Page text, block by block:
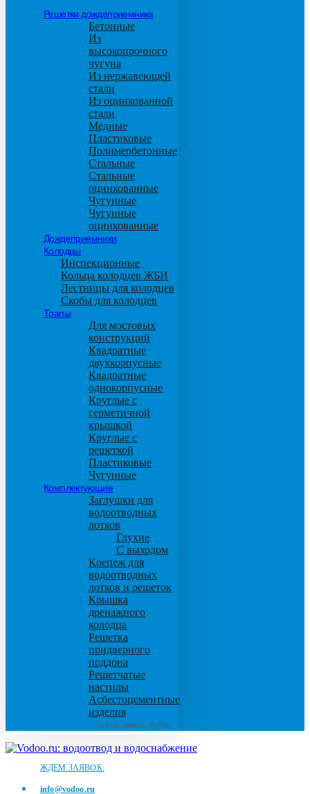
Решетки дождеприемника
Бетонные
Из
высокопрочного
чугуна
Из нержавеющей
стали
Из оцинкованной
стали
Медные
Пластиковые
Полимербетонные
Стальные
Стальные
оцинкованные
Чугунные
Чугунные
оцинкованные
Дождеприемники
Колодцы
Инспекционные
Кольца колодцев ЖБИ
Лестницы для колодцев
Скобы для колодцев
Трапы
Для мостовых
конструкций
Квадратные
двухкорпусные
Квадратные
однокорпусные
Круглые с
герметичной
крышкой
Круглые с
решеткой
Пластиковые
Чугунные
Комплектующие
Заглушки для
водоотводных
лотков
Глухие
С выходом
Крепеж для
водоотводных
лотков и решеток
Крышка
дренажного
колодца
Решетка
придверного
поддона
Решетчатые
настилы
Асбестоцементные
изделия
Листы, плиты, трубы
ЖДЕМ ЗАЯВОК:
info@vodoo.ru